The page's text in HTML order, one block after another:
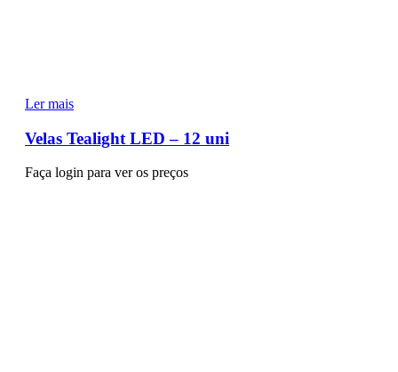
Ler mais
Velas Tealight LED – 12 uni
Faça login para ver os preços